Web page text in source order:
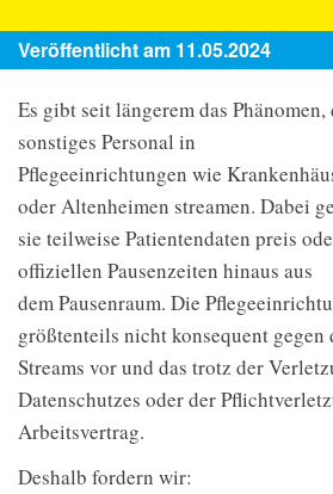
Veröffentlicht am 11.05.2024
Es gibt seit längerem das
sonstiges Personal in
Pflegeeinrichtungen wie
oder Altenheimen streamen. Dabei
sie teilweise Patientendaten preis
offiziellen Pausenzeiten hinaus aus
dem Pausenraum. Die
größtenteils nicht konsequent gegen
Streams vor und das trotz der
Datenschutzes oder der
Arbeitsvertrag.
Deshalb fordern wir: